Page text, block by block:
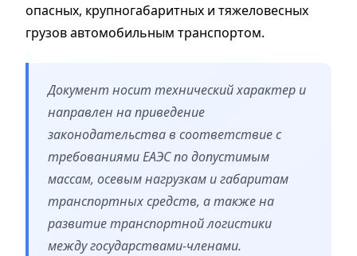
опасных, крупногабаритных и тяжеловесных
грузов автомобильным транспортом.
Документ носит технический характер и
направлен на приведение
законодательства в соответствие с
требованиями ЕАЭС по допустимым
массам, осевым нагрузкам и габаритам
транспортных средств, а также на
развитие транспортной логистики
между государствами-членами.